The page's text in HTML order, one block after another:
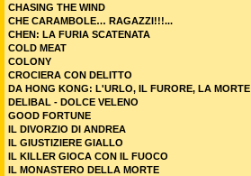
CHASING THE WIND
CHE CARAMBOLE… RAGAZZI!!!...
CHEN: LA FURIA SCATENATA
COLD MEAT
COLONY
CROCIERA CON DELITTO
DA HONG KONG: L'URLO, IL FURORE, LA MORTE
DELIBAL - DOLCE VELENO
GOOD FORTUNE
IL DIVORZIO DI ANDREA
IL GIUSTIZIERE GIALLO
IL KILLER GIOCA CON IL FUOCO
IL MONASTERO DELLA MORTE